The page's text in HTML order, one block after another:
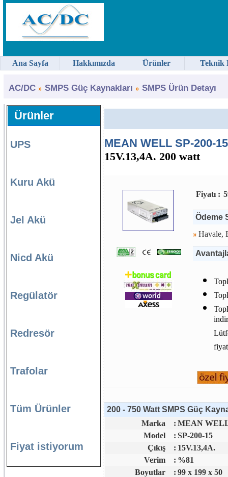
AC/DC SMPS Güç Kaynakları SMPS Ürün Detayı
Ürünler
UPS
Kuru Akü
Jel Akü
Nicd Akü
Regülatör
Redresör
Trafolar
Tüm Ürünler
Fiyat istiyorum
MEAN WELL SP-200-
15V.13,4A. 200 watt
Fiyatı :
Ödeme
Havale,
200 - 750 Watt SMPS Güç
Marka
: MEAN WELL
Model
: SP-200-15
Çıkış
: 15V.13,4A.
Verim
: %81
Boyutlar
: 99 x 199 x 50
Ana Sayfa Hakkımızda Ürünler Teknik